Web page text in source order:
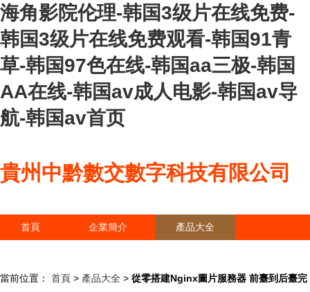
海角影院伦理-韩国3级片在线免费-
韩国3级片在线免费观看-韩国91青
草-韩国97色在线-韩国aa三极-韩国
AA在线-韩国av成人电影-韩国av导
航-韩国av首页
貴州中黔數交數字科技有限公司
首頁 企業簡介 產品大全
當前位置： 首頁 > 產品大全 > 從零搭建Nginx圖片服務器 前臺到后臺完